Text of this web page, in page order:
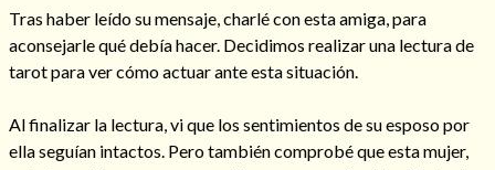
Tras haber leído su mensaje, charlé con esta amiga, para
aconsejarle qué debía hacer. Decidimos realizar una lectura de
tarot para ver cómo actuar ante esta situación.
Al finalizar la lectura, vi que los sentimientos de su esposo por
ella seguían intactos. Pero también comprobé que esta mujer,